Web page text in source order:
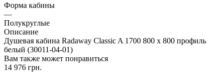
Форма кабины
—
Полукруглые
Описание
Душевая кабина Radaway Classic A 1700 800 x 800 профиль
белый (30011-04-01)
Вам также может понравиться
14 976 грн.